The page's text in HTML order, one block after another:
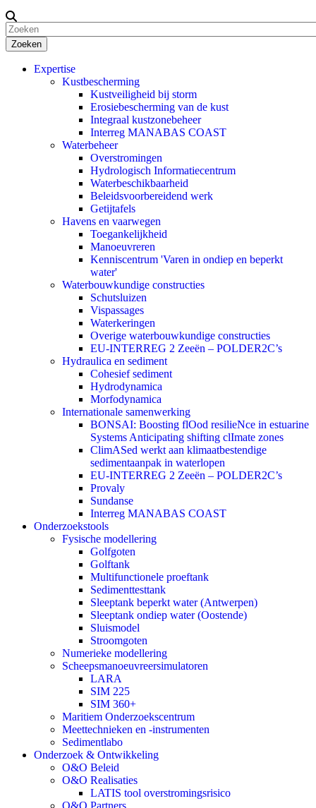
Zoeken
Expertise
Kustbescherming
Kustveiligheid bij storm
Erosiebescherming van de kust
Integraal kustzonebeheer
Interreg MANABAS COAST
Waterbeheer
Overstromingen
Hydrologisch Informatiecentrum
Waterbeschikbaarheid
Beleidsvoorbereidend werk
Getijtafels
Havens en vaarwegen
Toegankelijkheid
Manoeuvreren
Kenniscentrum 'Varen in ondiep en beperkt
water'
Waterbouwkundige constructies
Schutsluizen
Vispassages
Waterkeringen
Overige waterbouwkundige constructies
EU-INTERREG 2 Zeeën – POLDER2C’s
Hydraulica en sediment
Cohesief sediment
Hydrodynamica
Morfodynamica
Internationale samenwerking
BONSAI: Boosting flOod resilieNce in estuarine
Systems Anticipating shifting clImate zones
ClimASed werkt aan klimaatbestendige
sedimentaanpak in waterlopen
EU-INTERREG 2 Zeeën – POLDER2C’s
Provaly
Sundanse
Interreg MANABAS COAST
Onderzoekstools
Fysische modellering
Golfgoten
Golftank
Multifunctionele proeftank
Sedimenttesttank
Sleeptank beperkt water (Antwerpen)
Sleeptank ondiep water (Oostende)
Sluismodel
Stroomgoten
Numerieke modellering
Scheepsmanoeuvreersimulatoren
LARA
SIM 225
SIM 360+
Maritiem Onderzoekscentrum
Meettechnieken en -instrumenten
Sedimentlabo
Onderzoek & Ontwikkeling
O&O Beleid
O&O Realisaties
LATIS tool overstromingsrisico